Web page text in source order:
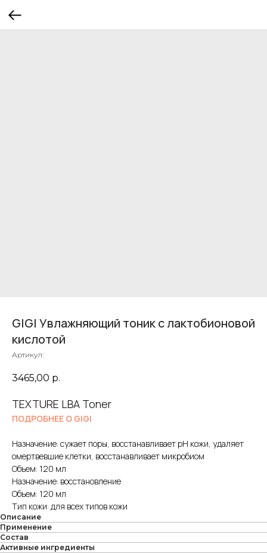
GIGI Увлажняющий тоник с лактобионовой
кислотой
Артикул:
3465,00 р.
TEXTURE LBA Toner
ПОДРОБНЕЕ О GIGI
Назначение: сужает поры, восстанавливает pH кожи, удаляет
омертвевшие клетки, восстанавливает микробиом
Объем: 120 мл
Назначение: восстановление
Объем: 120 мл
Тип кожи: для всех типов кожи
Описание
Применение
Состав
Активные ингредиенты